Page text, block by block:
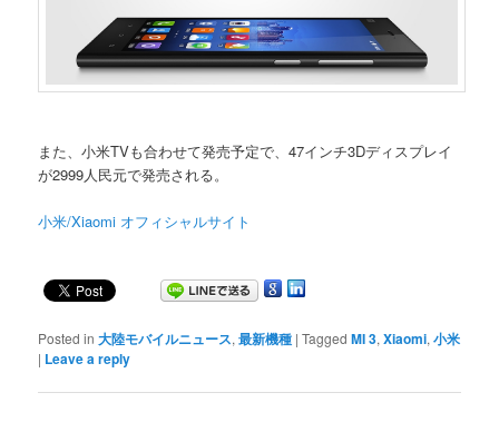
また、小米TVも合わせて発売予定で、47インチ3Dディスプレイ
が2999人民元で発売される。
小米/Xiaomi オフィシャルサイト
Posted in 大陸モバイルニュース,最新機種 |Tagged MI 3,Xiaomi,小米
| Leave a reply